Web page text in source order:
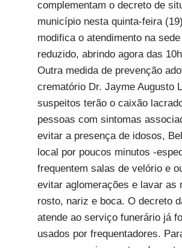
complementam o decreto de
município nesta quinta-feira
modifica o atendimento na
reduzido, abrindo agora das
Outra medida de prevenção
crematório Dr. Jayme Augusto
suspeitos terão o caixão
pessoas com sintomas
evitar a presença de idosos,
local por poucos minutos -
frequentem salas de velório e
evitar aglomerações e lavar as
rosto, nariz e boca. O decreto
atende ao serviço funerário já
usados por frequentadores.